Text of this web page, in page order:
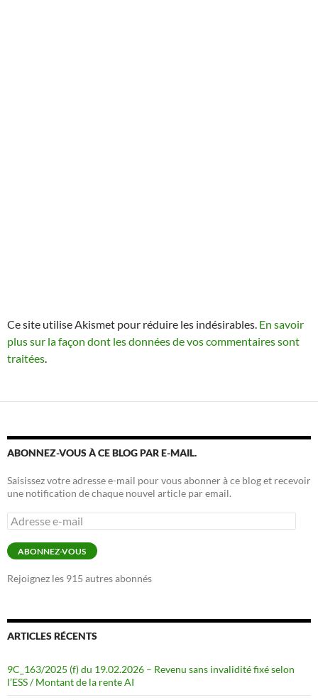
Ce site utilise Akismet pour réduire les indésirables. En savoir
plus sur la façon dont les données de vos commentaires sont
traitées.
ABONNEZ-VOUS À CE BLOG PAR E-MAIL.
Saisissez votre adresse e-mail pour vous abonner à ce blog et recevoir
une notification de chaque nouvel article par email.
Adresse
e-
mail
ABONNEZ-VOUS
Rejoignez les 915 autres abonnés
ARTICLES RÉCENTS
9C_163/2025 (f) du 19.02.2026 – Revenu sans invalidité fixé selon
l’ESS / Montant de la rente AI